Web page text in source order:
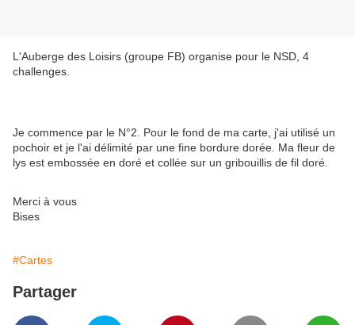
L'Auberge des Loisirs (groupe FB) organise pour le NSD, 4
challenges.
Je commence par le N°2. Pour le fond de ma carte, j'ai utilisé un
pochoir et je l'ai délimité par une fine bordure dorée. Ma fleur de
lys est embossée en doré et collée sur un gribouillis de fil doré.
Merci à vous
Bises
#Cartes
Partager